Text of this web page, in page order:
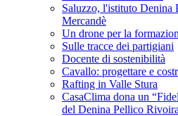
Saluzzo, l'istituto Denina
Mercandè
Un drone per la
Sulle tracce dei partigiani
Docente di sostenibilità
Cavallo: progettare e
Rafting in Valle Stura
CasaClima dona un
del Denina Pellico